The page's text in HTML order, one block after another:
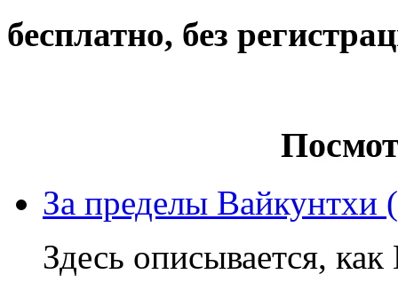
бесплатно, без
За пределы Вайкунтхи
Здесь описывается,